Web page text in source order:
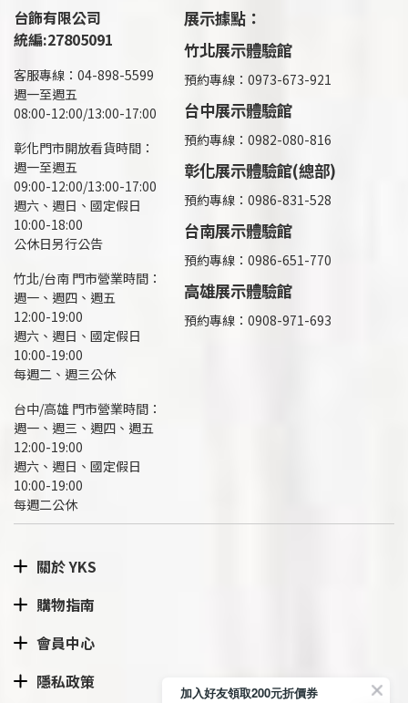
台飾有限公司
統編:27805091
客服專線：04-898-5599
週一至週五
08:00-12:00/13:00-17:00
彰化門市開放看貨時間：
週一至週五
09:00-12:00/13:00-17:00
週六、週日、國定假日
10:00-18:00
公休日另行公告
竹北/台南 門市營業時間：
週一、週四、週五
12:00-19:00
週六、週日、國定假日
10:00-19:00
每週二、週三公休
台中/高雄 門市營業時間：
週一、週三、週四、週五
12:00-19:00
週六、週日、國定假日
10:00-19:00
每週二公休
展示據點：
竹北展示體驗館
預約專線：0973-673-921
台中展示體驗館
預約專線：0982-080-816
彰化展示體驗館(總部)
預約專線： 0986-831-528
台南展示體驗館
預約專線：0986-651-770
高雄展示體驗館
預約專線： 0908-971-693
關於 YKS
購物指南
會員中心
隱私政策
加入好友領取200元折價券